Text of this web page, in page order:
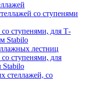
со ступенями
ступенями, для Т-
Stabilo
лестниц
ступенями, для
Stabilo
стеллажей, со